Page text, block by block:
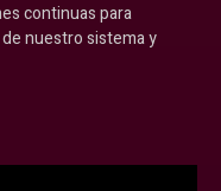
continuas para
nuestro sistema y